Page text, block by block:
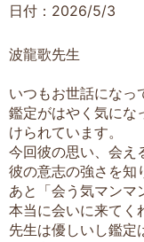
日付：2026/5/3
波龍歌先生
いつもお世話になっ
鑑定がはやく気にな
けられています。
今回彼の思い、会え
彼の意志の強さを知
あと「会う気マンマ
本当に会いに来てく
先生は優しいし鑑定